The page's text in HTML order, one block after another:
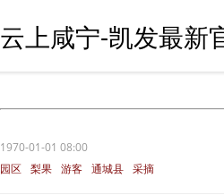
云上咸宁-凯发最新
1970-01-01 08:00
园区 梨果 游客 通城县 采摘